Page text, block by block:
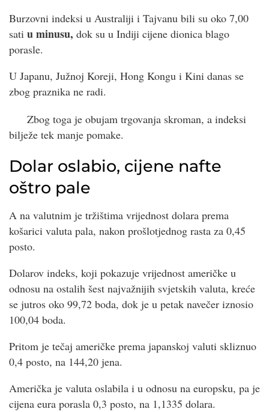
Burzovni indeksi u Australiji i Tajvanu bili su oko 7,00
sati u minusu, dok su u Indiji cijene dionica blago
porasle.
U Japanu, Južnoj Koreji, Hong Kongu i Kini danas se
zbog praznika ne radi.
Zbog toga je obujam trgovanja skroman, a indeksi
bilježe tek manje pomake.
Dolar oslabio, cijene nafte
oštro pale
A na valutnim je tržištima vrijednost dolara prema
košarici valuta pala, nakon prošlotjednog rasta za 0,45
posto.
Dolarov indeks, koji pokazuje vrijednost američke u
odnosu na ostalih šest najvažnijih svjetskih valuta, kreće
se jutros oko 99,72 boda, dok je u petak navečer iznosio
100,04 boda.
Pritom je tečaj američke prema japanskoj valuti skliznuo
0,4 posto, na 144,20 jena.
Američka je valuta oslabila i u odnosu na europsku, pa je
cijena eura porasla 0,3 posto, na 1,1335 dolara.